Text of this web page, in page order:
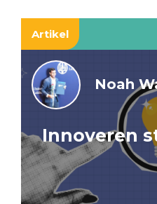
Artikel
Noah
Innoveren